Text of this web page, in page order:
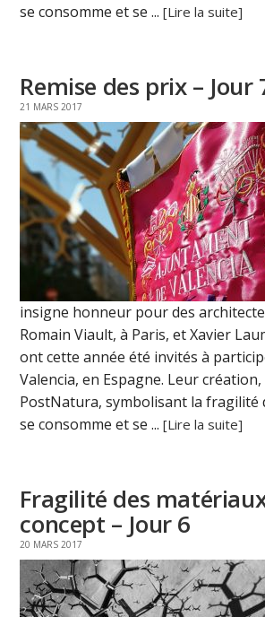
se consomme et se ...[Lire la suite]
Remise des prix – Jour
21 MARS 2017
insigne honneur pour des
Romain Viault, à Paris, et Xavier
ont cette année été invités à
Valencia, en Espagne. Leur
PostNatura, symbolisant la fragilité
se consomme et se ...[Lire la suite]
Fragilité des
concept – Jour 6
20 MARS 2017